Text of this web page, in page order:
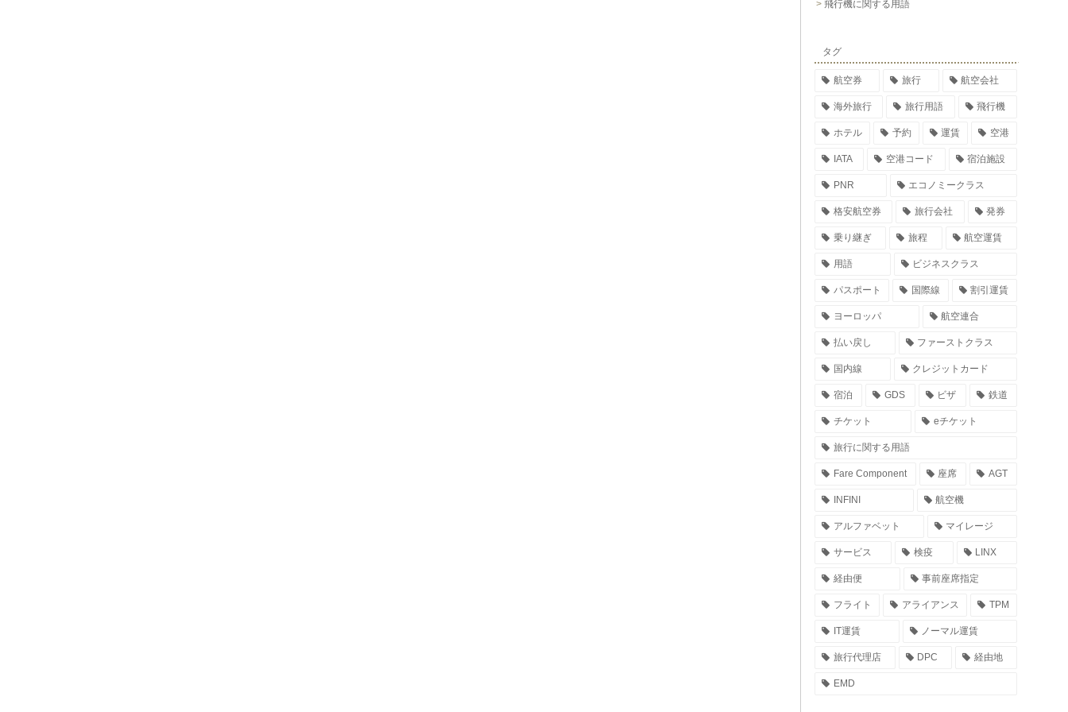
飛行機に関する用語
タグ
航空券 旅行 航空会社
海外旅行 旅行用語 飛行機
ホテル 予約 運賃 空港
IATA 空港コード 宿泊施設
PNR エコノミークラス
格安航空券 旅行会社 発券
乗り継ぎ 旅程 航空運賃
用語 ビジネスクラス
パスポート 国際線 割引運賃
ヨーロッパ 航空連合
払い戻し ファーストクラス
国内線 クレジットカード
宿泊 GDS ビザ 鉄道
チケット eチケット
旅行に関する用語
Fare Component 座席 AGT
INFINI 航空機
アルファベット マイレージ
サービス 検疫 LINX
経由便 事前座席指定
フライト アライアンス TPM
IT運賃 ノーマル運賃
旅行代理店 DPC 経由地
EMD